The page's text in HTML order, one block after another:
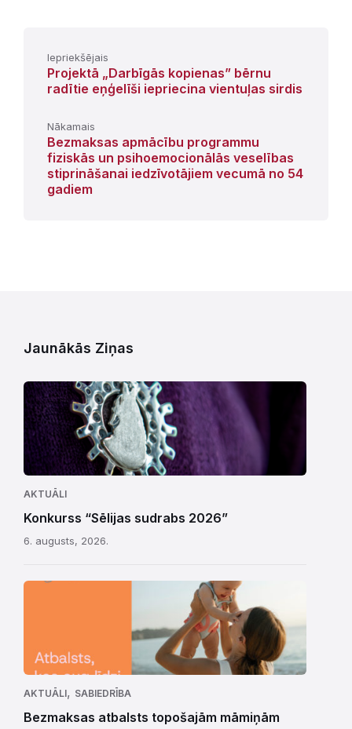
Iepriekšējais
Projektā „Darbīgās kopienas” bērnu
radītie eņģelīši iepriecina vientuļas sirdis
Nākamais
Bezmaksas apmācību programmu
fiziskās un psihoemocionālās veselības
stiprināšanai iedzīvotājiem vecumā no 54
gadiem
Jaunākās Ziņas
AKTUĀLI
Konkurss “Sēlijas sudrabs 2026”
6. augusts, 2026.
AKTUĀLI, SABIEDRĪBA
Bezmaksas atbalsts topošajām māmiņām